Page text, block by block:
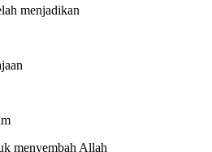
menjadikan
menyembah Allah